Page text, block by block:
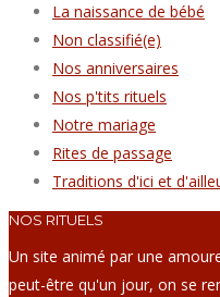
La naissance de bébé
Non classifié(e)
Nos anniversaires
Nos p'tits rituels
Notre mariage
Rites de passage
Traditions d'ici et
NOS RITUELS
Un site animé par une
peut-être qu'un jour, on se